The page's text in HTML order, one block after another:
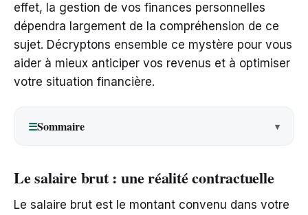
effet, la gestion de vos finances personnelles
dépendra largement de la compréhension de ce
sujet. Décryptons ensemble ce mystère pour vous
aider à mieux anticiper vos revenus et à optimiser
votre situation financière.
☰Sommaire
Le salaire brut : une réalité contractuelle
Le salaire brut est le montant convenu dans votre